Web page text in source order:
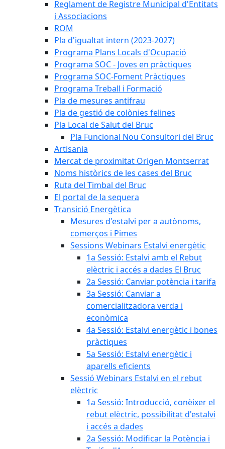
Reglament de Registre Municipal d'Entitats
i Associacions
ROM
Pla d'igualtat intern (2023-2027)
Programa Plans Locals d'Ocupació
Programa SOC - Joves en pràctiques
Programa SOC-Foment Pràctiques
Programa Treball i Formació
Pla de mesures antifrau
Pla de gestió de colònies felines
Pla Local de Salut del Bruc
Pla Funcional Nou Consultori del Bruc
Artisania
Mercat de proximitat Origen Montserrat
Noms històrics de les cases del Bruc
Ruta del Timbal del Bruc
El portal de la sequera
Transició Energètica
Mesures d'estalvi per a autònoms,
comerços i Pimes
Sessions Webinars Estalvi energètic
1a Sessió: Estalvi amb el Rebut
elèctric i accés a dades El Bruc
2a Sessió: Canviar potència i tarifa
3a Sessió: Canviar a
comercialitzadora verda i
econòmica
4a Sessió: Estalvi energètic i bones
pràctiques
5a Sessió: Estalvi energètic i
aparells eficients
Sessió Webinars Estalvi en el rebut
elèctric
1a Sessió: Introducció, conèixer el
rebut elèctric, possibilitat d'estalvi
i accés a dades
2a Sessió: Modificar la Potència i